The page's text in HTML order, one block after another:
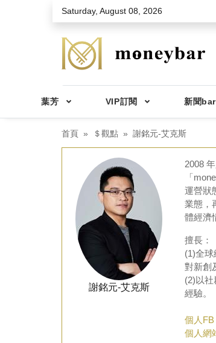
Skip to main contentSaturday, August 08, 2026
葉芳 VIP訂閱 新聞bar
首頁 ＄觀點 謝銘元-艾克斯
謝銘元-艾克斯
2008
「
運營狀
業態，
體經濟
擅長：
(1)全
對新創
(2)以
經驗。
個人FB
個人網